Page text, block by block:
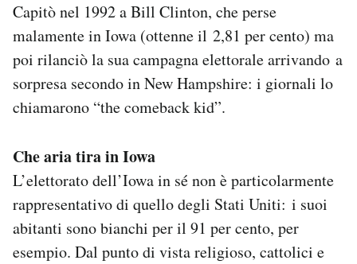
Capitò nel 1992 a Bill Clinton, che perse
malamente in Iowa (ottenne il 2,81 per cento) ma
poi rilanciò la sua campagna elettorale arrivando a
sorpresa secondo in New Hampshire: i giornali lo
chiamarono “the comeback kid”.
Che aria tira in Iowa
L’elettorato dell’Iowa in sé non è particolarmente
rappresentativo di quello degli Stati Uniti: i suoi
abitanti sono bianchi per il 91 per cento, per
esempio. Dal punto di vista religioso, cattolici e